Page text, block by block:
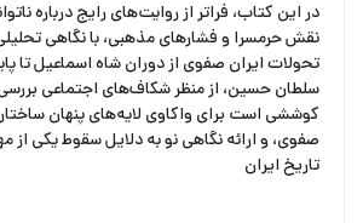
در این کتاب، فراتر از روایت‌های رایج درباره
نقش حرمسرا و فشارهای مذهبی، با نگاهی
تحولات ایران صفوی از دوران شاه اسماعیل تا
سلطان حسین، از منظر شکاف‌های اجتماعی
کوششی است برای واکاوی لایه‌های پنهان
صفوی، و ارائه نگاهی نو به دلایل سقوط یکی از
تاریخ ایران